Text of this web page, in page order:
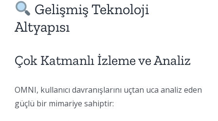
Gelişmiş Teknoloji
Altyapısı
Çok Katmanlı İzleme ve Analiz
OMNI, kullanıcı davranışlarını uçtan uca analiz eden
güçlü bir mimariye sahiptir: